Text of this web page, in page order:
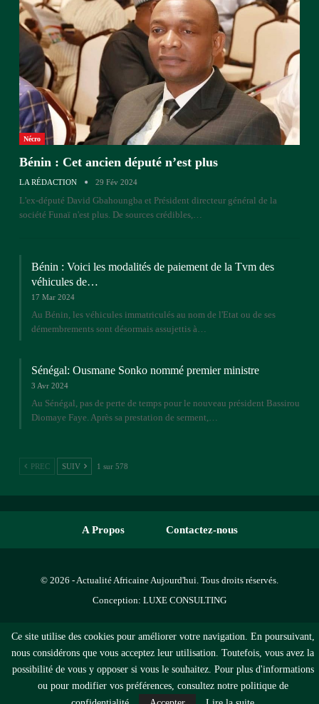
Nécro
Bénin : Cet ancien député n’est plus
LA RÉDACTION 29 Fév 2024
L'ex-député David Gbahoungba et Président directeur général de la
société Funaï n'est plus. De sources crédibles,…
Bénin : Voici les modalités de paiement de la Tvm des
véhicules de…
17 Mar 2024
Au Bénin, les véhicules immatriculés au nom de l'Etat ou de ses
démembrements sont désormais assujettis à…
Sénégal: Ousmane Sonko nommé premier ministre
3 Avr 2024
Au Sénégal, pas de perte de temps pour le nouveau président Bassirou
Diomaye Faye. Après sa prestation de serment,…
PREC SUIV 1 sur 578
A Propos Contactez-nous
© 2026 - Actualité Africaine Aujourd'hui. Tous droits réservés.
Conception: LUXE CONSULTING
Ce site utilise des cookies pour améliorer votre navigation. En poursuivant,
nous considérons que vous acceptez leur utilisation. Toutefois, vous avez la
possibilité de vous y opposer si vous le souhaitez. Pour plus d'informations
ou pour modifier vos préférences, consultez notre politique de